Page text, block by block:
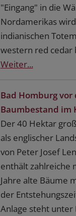
"Eingang" in die
Nordamerikas
indianischen
western red cedar
Weiter...
Bad Homburg vor
Baumbestand im
Der 40 Hektar
als englischer
von Peter Josef
enthält zahlreiche
Jahre alte Bäume
der
Anlage steht unter